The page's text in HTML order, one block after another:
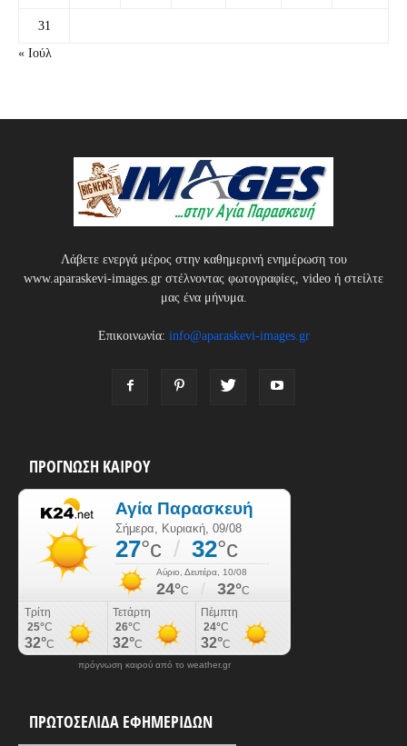
31
« Ιούλ
Λάβετε ενεργά μέρος στην καθημερινή ενημέρωση του
www.aparaskevi-images.gr στέλνοντας φωτογραφίες, video ή στείλτε
μας ένα μήνυμα.
Επικοινωνία: info@aparaskevi-images.gr
ΠΡΟΓΝΩΣΗ ΚΑΙΡΟΥ
πρόγνωση καιρού από το weather.gr
ΠΡΩΤΟΣΕΛΙΔΑ ΕΦΗΜΕΡΙΔΩΝ